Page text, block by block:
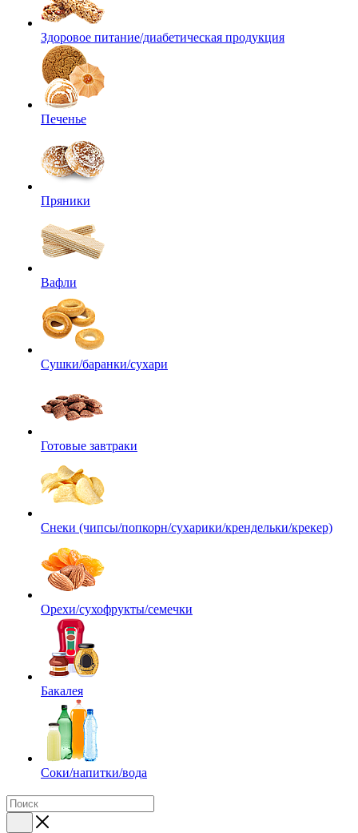
Здоровое питание/диабетическая продукция
Печенье
Пряники
Вафли
Сушки/баранки/сухари
Готовые завтраки
Снеки (чипсы/попкорн/сухарики/крендельки/крекер)
Орехи/сухофрукты/семечки
Бакалея
Соки/напитки/вода